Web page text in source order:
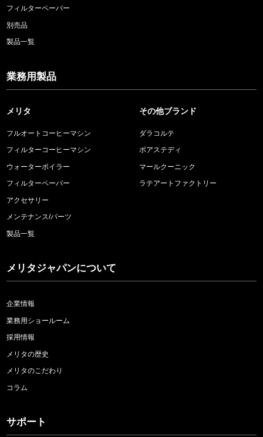
フィルターペーパー
別売品
製品一覧
業務用製品
メリタ
フルオートコーヒーマシン
フィルターコーヒーマシン
ウォーターボイラー
フィルターペーパー
アクセサリー
メンテナンス/パーツ
製品一覧
その他ブランド
ダラコルテ
ポアステディ
マールクーニック
ラテアートファクトリー
メリタジャパンについて
企業情報
業務用ショールーム
採用情報
メリタの歴史
メリタのこだわり
コラム
サポート